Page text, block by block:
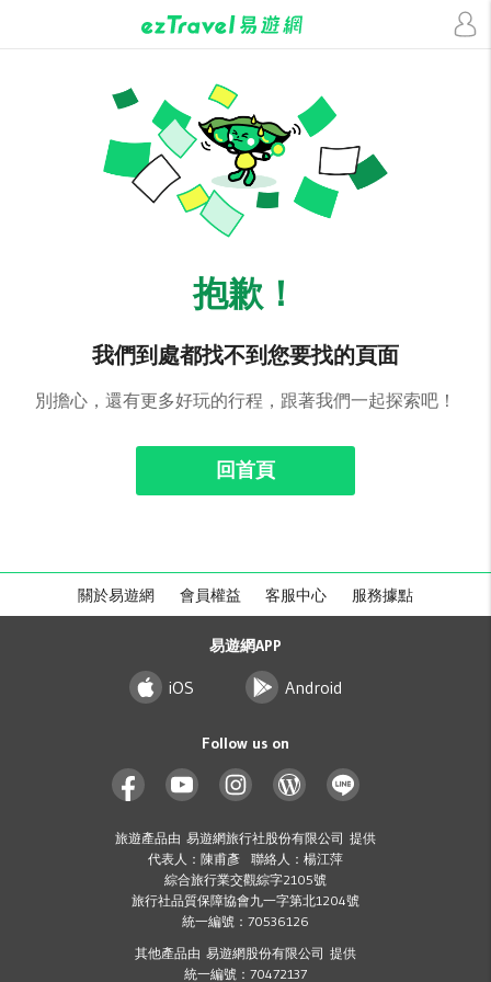
抱歉！
我們到處都找不到您要找的頁面
別擔心，還有更多好玩的行程，跟著我們一起探索吧！
回首頁
關於易遊網 會員權益 客服中心 服務據點
易遊網APP
iOS Android
Follow us on
旅遊產品由 易遊網旅行社股份有限公司 提供
代表人：陳甫彥 聯絡人：楊江萍
綜合旅行業交觀綜字2105號
旅行社品質保障協會九一字第北1204號
統一編號：70536126
其他產品由 易遊網股份有限公司 提供
統一編號：70472137